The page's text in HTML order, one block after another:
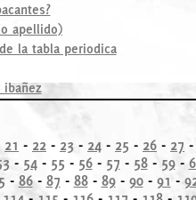
apellido)
la tabla periodica
ibañez
21 - 22 - 23 - 24 - 25 - 26 - 27 -
- 54- 55 - 56- 57 - 58- 59-
- 86- 87 - 88- 89- 90- 91 -